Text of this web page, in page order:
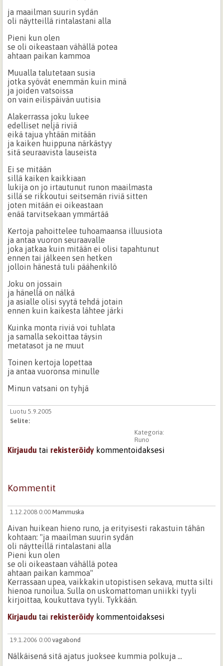
ja maailman suurin sydän
oli näytteillä rintalastani alla
Pieni kun olen
se oli oikeastaan vähällä potea
ahtaan paikan kammoa
Muualla talutetaan susia
jotka syövät enemmän kuin minä
ja joiden vatsoissa
on vain eilispäivän uutisia
Alakerrassa joku lukee
edelliset neljä riviä
eikä tajua yhtään mitään
ja kaiken huippuna närkästyy
sitä seuraavista lauseista
Ei se mitään
sillä kaiken kaikkiaan
lukija on jo irtautunut runon maailmasta
sillä se rikkoutui seitsemän riviä sitten
joten mitään ei oikeastaan
enää tarvitsekaan ymmärtää
Kertoja pahoittelee tuhoamaansa illuusiota
ja antaa vuoron seuraavalle
joka jatkaa kuin mitään ei olisi tapahtunut
ennen tai jälkeen sen hetken
jolloin hänestä tuli päähenkilö
Joku on jossain
ja hänellä on nälkä
ja asialle olisi syytä tehdä jotain
ennen kuin kaikesta lähtee järki
Kuinka monta riviä voi tuhlata
ja samalla sekoittaa täysin
metatasot ja ne muut
Toinen kertoja lopettaa
ja antaa vuoronsa minulle
Minun vatsani on tyhjä
Luotu 5.9.2005
Selite:
Kategoria:
Runo
Kirjaudu tai rekisteröidy kommentoidaksesi
Kommentit
1.12.2008 0:00 Mammuska
Aivan huikean hieno runo, ja erityisesti rakastuin tähän
kohtaan: "ja maailman suurin sydän
oli näytteillä rintalastani alla
Pieni kun olen
se oli oikeastaan vähällä potea
ahtaan paikan kammoa"
Kerrassaan upea, vaikkakin utopistisen sekava, mutta silti
hienoa runoilua. Sulla on uskomattoman uniikki tyyli
kirjoittaa, koukuttava tyyli. Tykkään.
Kirjaudu tai rekisteröidy kommentoidaksesi
19.1.2006 0:00 vagabond
Nälkäisenä sitä ajatus juoksee kummia polkuja ...